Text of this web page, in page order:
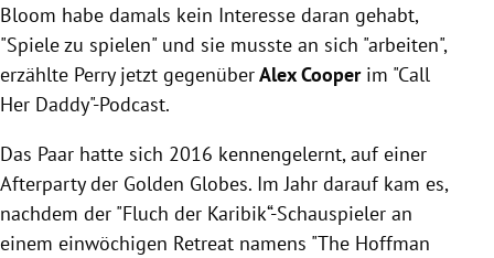
Bloom habe damals kein Interesse daran gehabt,
"Spiele zu spielen" und sie musste an sich "arbeiten",
erzählte Perry jetzt gegenüberAlex Cooperim "Call
Her Daddy"-Podcast.
Das Paar hatte sich 2016 kennengelernt, aufeiner
Afterparty der Golden Globes. Im Jahr darauf kam es,
nachdem der "Fluch der Karibik“-Schauspieler an
einem einwöchigen Retreat namens "The Hoffman